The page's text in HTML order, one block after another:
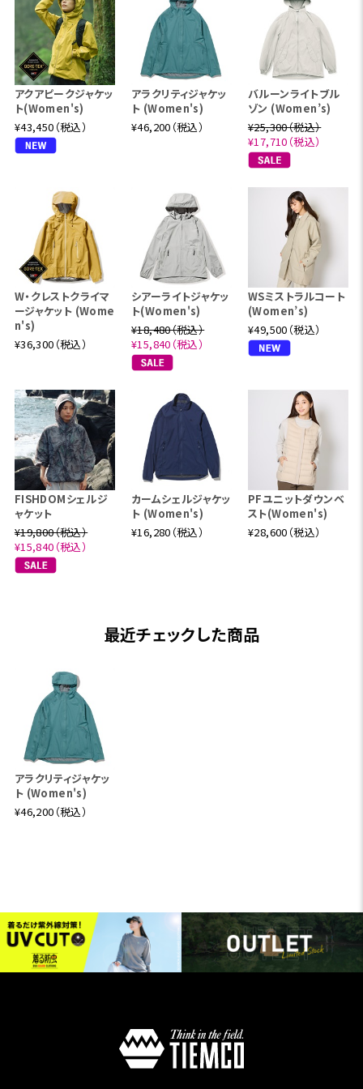
アクアピークジャケッ
ト(Women's)
¥43,450（税込）
アラクリティジャケッ
ト (Women's)
¥46,200（税込）
バルーンライトブル
ゾン (Women’s)
¥25,300（税込）
¥17,710（税込）
W・クレストクライマ
ージャケット (Wome
n's)
¥36,300（税込）
シアーライトジャケッ
ト(Women's)
¥18,480（税込）
¥15,840（税込）
WSミストラルコート
(Women’s)
¥49,500（税込）
FISHDOMシェルジ
ャケット
¥19,800（税込）
¥15,840（税込）
カームシェルジャケッ
ト (Women's)
¥16,280（税込）
PFユニットダウンベ
スト(Women's)
¥28,600（税込）
最近チェックした商品
アラクリティジャケッ
ト (Women's)
¥46,200（税込）